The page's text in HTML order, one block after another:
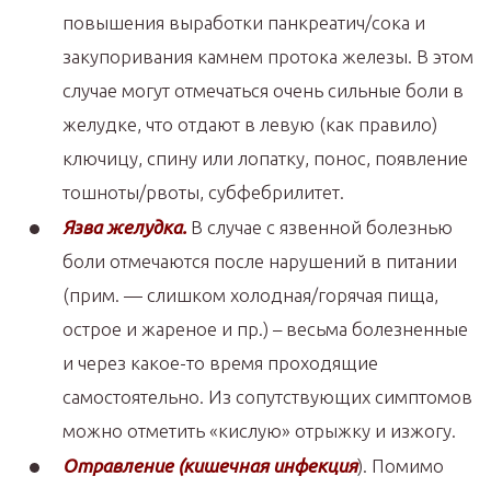
повышения выработки панкреатич/сока и
закупоривания камнем протока железы. В этом
случае могут отмечаться очень сильные боли в
желудке, что отдают в левую (как правило)
ключицу, спину или лопатку, понос, появление
тошноты/рвоты, субфебрилитет.
Язва желудка. В случае с язвенной болезнью
боли отмечаются после нарушений в питании
(прим. — слишком холодная/горячая пища,
острое и жареное и пр.) – весьма болезненные
и через какое-то время проходящие
самостоятельно. Из сопутствующих симптомов
можно отметить «кислую» отрыжку и изжогу.
Отравление (кишечная инфекция). Помимо